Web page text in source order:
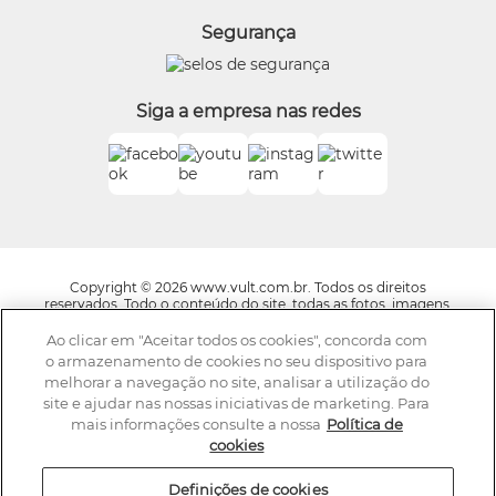
Boticário Internacional
Segurança
Siga a empresa nas redes
Copyright © 2026 www.vult.com.br. Todos os direitos
reservados. Todo o conteúdo do site, todas as fotos, imagens,
layout, trade dress, aqui veiculados são de propriedade exclusiva
da Boticário Produto de Beleza Ltda. É vedada qualquer
reprodução, total ou parcial, de qualquer elemento de
identidade, sem expressa autorização. A violação de qualquer
direito mencionado implicará na responsabilização cível e
criminal nos termos da Lei. Os preços dos produtos estão
sujeitos a alteração sem aviso prévio.
A Vult se reserva o direito de corrigir qualquer possível erro de
digitação ou gráfico e caso haja divergências entre os valores
Ao clicar em "Aceitar todos os cookies", concorda com
o armazenamento de cookies no seu dispositivo para
melhorar a navegação no site, analisar a utilização do
site e ajudar nas nossas iniciativas de marketing. Para
mais informações consulte a nossa Política de
cookies
Definições de cookies